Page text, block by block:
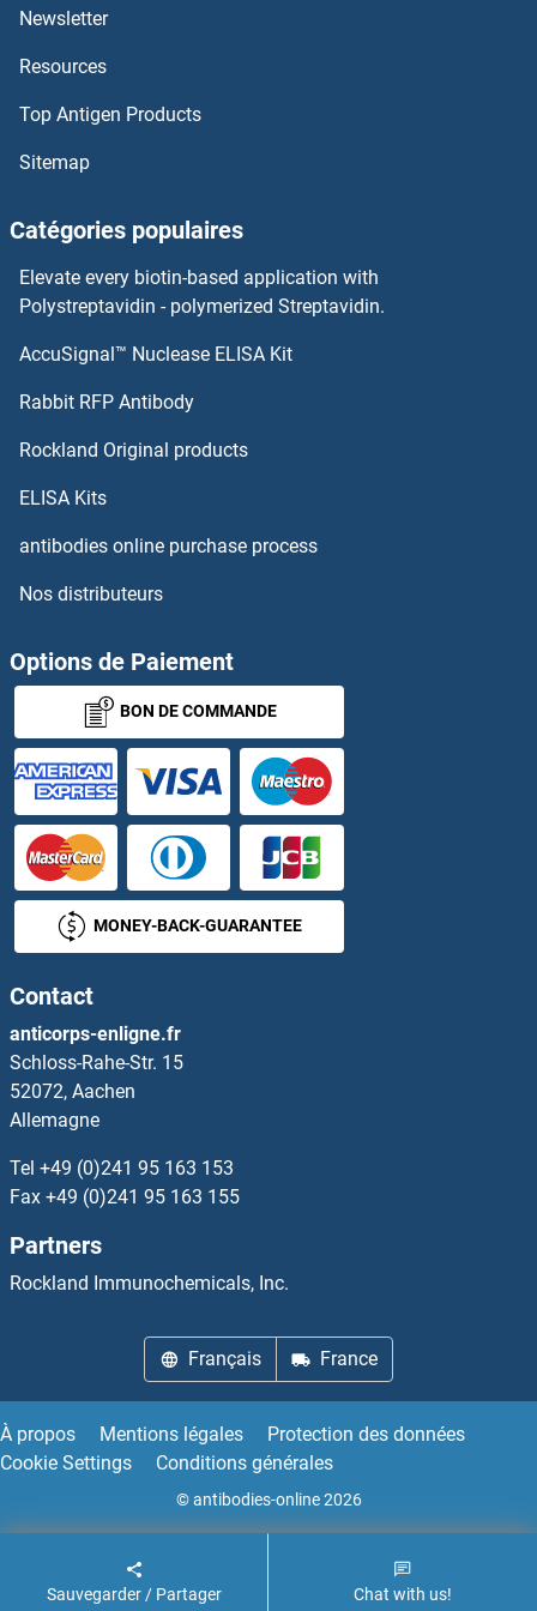
CXCL11 Kits ELISA
CXCL10 Kits ELISA
CXCL1 Kits ELISA
CX3CR1 Kits ELISA
CX3CL1 Kits ELISA
CUZD1 Kits ELISA
CYB5B Kits ELISA
CYB5R2 Kits ELISA
CYB5R3 Kits ELISA
CYBB Kits ELISA
Cyclic GMP Kits ELISA
Cyclin A Kits ELISA
Cyclin A1 Kits ELISA
Cyclin B1 Kits ELISA
Cyclin B2 Kits ELISA
Cyclin D1 Kits ELISA
Cyclin D2 Kits ELISA
Cyclin D3 Kits ELISA
Cyclin E1 Kits ELISA
Cyclin G1 Kits ELISA
Cyclin H Kits ELISA
Cyclin I Kits ELISA
Newsletter
Resources
Top Antigen Products
Sitemap
Catégories populaires
Elevate every biotin-based application with
Polystreptavidin - polymerized Streptavidin.
AccuSignal™ Nuclease ELISA Kit
Rabbit RFP Antibody
Rockland Original products
ELISA Kits
antibodies online purchase process
Nos distributeurs
Options de Paiement
BON DE COMMANDE
MONEY-BACK-GUARANTEE
Contact
anticorps-enligne.fr
Schloss-Rahe-Str. 15
52072, Aachen
Allemagne
Tel +49 (0)241 95 163 153
Fax +49 (0)241 95 163 155
Partners
Rockland Immunochemicals, Inc.
Français France
À propos Mentions légales
Protection des données
Cookie Settings
Conditions générales
© antibodies-online 2026
Sauvegarder / Partager Chat with us!